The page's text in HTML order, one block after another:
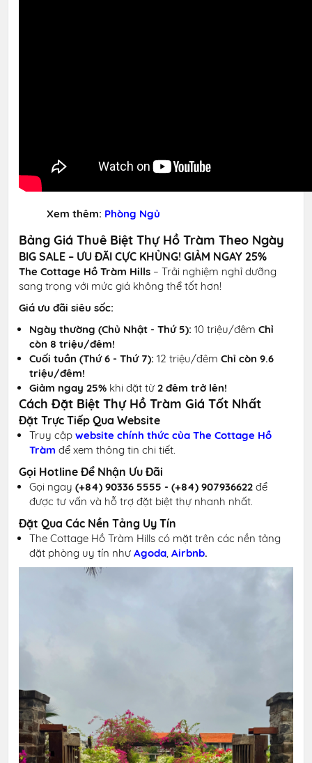
Xem thêm: Phòng Ngủ
Bảng Giá Thuê Biệt Thự Hồ Tràm Theo Ngày
BIG SALE – ƯU ĐÃI CỰC KHỦNG! GIẢM NGAY 25%
The Cottage Hồ Tràm Hills – Trải nghiệm nghỉ dưỡng
sang trọng với mức giá không thể tốt hơn!
Giá ưu đãi siêu sốc:
Ngày thường (Chủ Nhật - Thứ 5): 10 triệu/đêmChỉ
còn 8 triệu/đêm!
Cuối tuần (Thứ 6 - Thứ 7): 12 triệu/đêmChỉ còn 9.6
triệu/đêm!
Giảm ngay 25% khi đặt từ2 đêm trở lên!
Cách Đặt Biệt Thự Hồ Tràm Giá Tốt Nhất
Đặt Trực Tiếp Qua Website
Truy cậpwebsite chính thức củaThe Cottage Hồ
Tràm để xem thông tin chi tiết.
Gọi Hotline Để Nhận Ưu Đãi
Gọi ngay(+84) 90336 5555 - (+84) 907936622 để
được tư vấn và hỗ trợ đặt biệt thự nhanh nhất.
Đặt Qua Các Nền Tảng Uy Tín
The Cottage Hồ Tràm Hills có mặt trên các nền tảng
đặt phòng uy tín nhưAgoda,Airbnb.